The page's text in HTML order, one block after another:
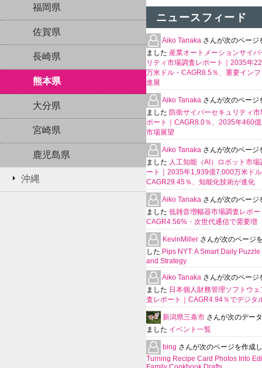
福岡県
佐賀県
長崎県
熊本県
大分県
宮崎県
鹿児島県
沖縄
ニュースフィード
Aiko Tanaka さんが次のページ
ました 産業オートメーションサイ
リティ市場調査レポート｜2035年
万米ドル・CAGR8.5％、重要イン
進展
Aiko Tanaka さんが次のページ
ました 防衛サイバーセキュリティ
ポート｜CAGR8.0％、2035年460
市場展望
Aiko Tanaka さんが次のページ
ました 人工知能（AI）ロボット市場
ート｜2035年1,939億7,000万米ド
CAGR29.45％、知能化技術が進化
Aiko Tanaka さんが次のページ
ました 低雑音増幅器市場調査レポー
CAGR4.56%・次世代通信で需要増
KevinMiller さんが次のページ
した Pips NYT: A Smart Daily
and Strategy
Aiko Tanaka さんが次のページ
ました 日本個人財務管理ソフトウ
査レポート｜CAGR4.94％でデジタ
新潟県三条市 さんが次のデー
ました イベント一覧
bing さんが次のページを作成
Turning Recipe Card Photos Into